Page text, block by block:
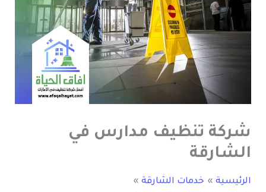
شركة تنظيف مدارس في
الشارقة
الرئيسية
خدمات الشارقة